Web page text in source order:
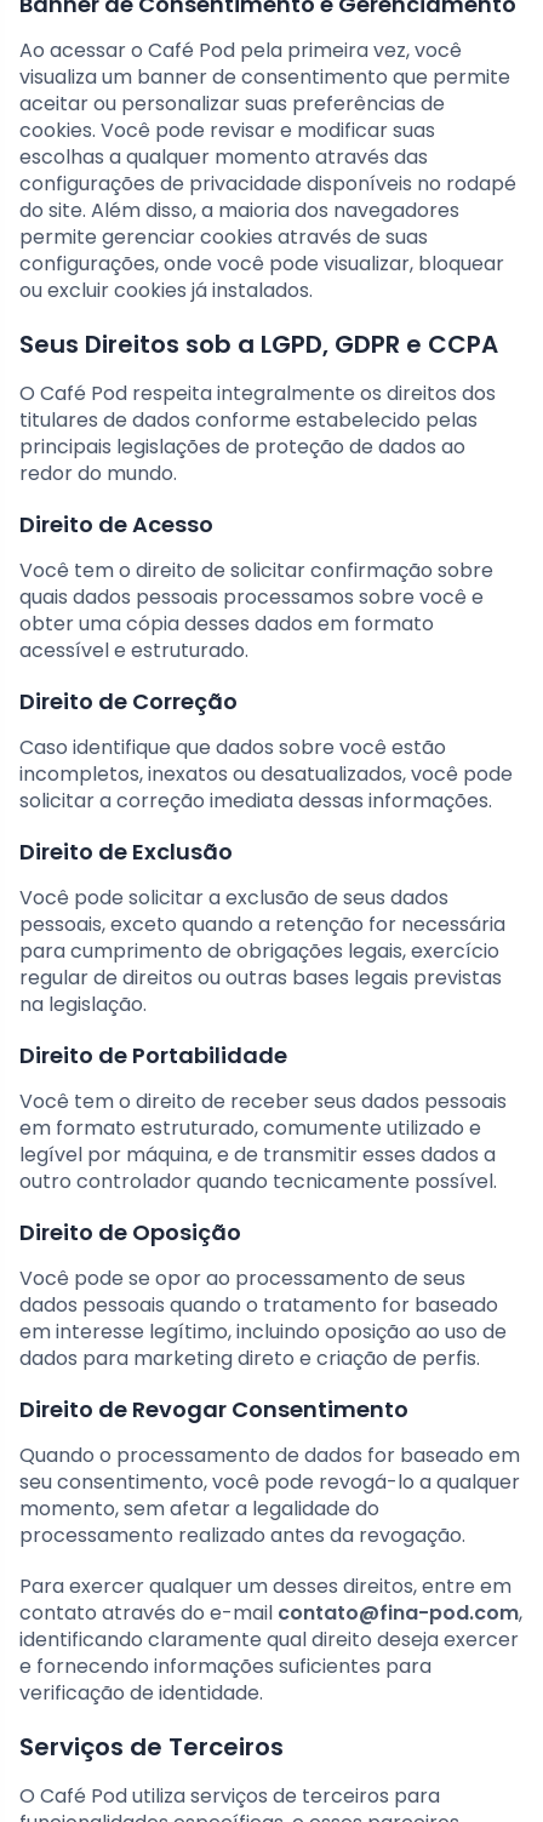
Ao acessar o Café Pod pela primeira vez, você
visualiza um banner de consentimento que permite
aceitar ou personalizar suas preferências de
cookies. Você pode revisar e modificar suas
escolhas a qualquer momento através das
configurações de privacidade disponíveis no rodapé
do site. Além disso, a maioria dos navegadores
permite gerenciar cookies através de suas
configurações, onde você pode visualizar, bloquear
ou excluir cookies já instalados.
Seus Direitos sob a LGPD, GDPR e CCPA
O Café Pod respeita integralmente os direitos dos
titulares de dados conforme estabelecido pelas
principais legislações de proteção de dados ao
redor do mundo.
Direito de Acesso
Você tem o direito de solicitar confirmação sobre
quais dados pessoais processamos sobre você e
obter uma cópia desses dados em formato
acessível e estruturado.
Direito de Correção
Caso identifique que dados sobre você estão
incompletos, inexatos ou desatualizados, você pode
solicitar a correção imediata dessas informações.
Direito de Exclusão
Você pode solicitar a exclusão de seus dados
pessoais, exceto quando a retenção for necessária
para cumprimento de obrigações legais, exercício
regular de direitos ou outras bases legais previstas
na legislação.
Direito de Portabilidade
Você tem o direito de receber seus dados pessoais
em formato estruturado, comumente utilizado e
legível por máquina, e de transmitir esses dados a
outro controlador quando tecnicamente possível.
Direito de Oposição
Você pode se opor ao processamento de seus
dados pessoais quando o tratamento for baseado
em interesse legítimo, incluindo oposição ao uso de
dados para marketing direto e criação de perfis.
Direito de Revogar Consentimento
Quando o processamento de dados for baseado em
seu consentimento, você pode revogá-lo a qualquer
momento, sem afetar a legalidade do
processamento realizado antes da revogação.
Para exercer qualquer um desses direitos, entre em
contato através do e-mail contato@fina-pod.com,
identificando claramente qual direito deseja exercer
e fornecendo informações suficientes para
verificação de identidade.
Serviços de Terceiros
O Café Pod utiliza serviços de terceiros para